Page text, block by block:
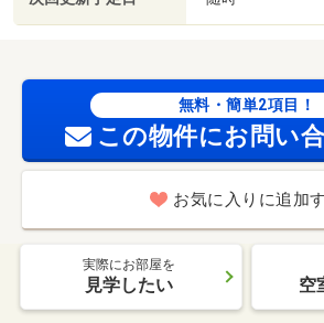
無料・簡単2項目！
この物件にお問い
お気に入りに追加
実際にお部屋を
見学したい 空